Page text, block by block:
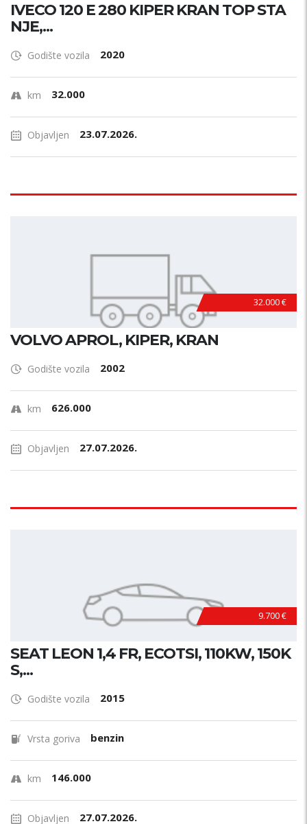
IVECO 120 E 280 KIPER KRAN TOP STA
NJE,...
Godište vozila 2020
km 32.000
Objavljen 23.07.2026.
32.000 €
VOLVO APROL, KIPER, KRAN
Godište vozila 2002
km 626.000
Objavljen 27.07.2026.
9.700 €
SEAT LEON 1,4 FR, ECOTSI, 110KW, 150K
S,...
Godište vozila 2015
Vrsta goriva benzin
km 146.000
Objavljen 27.07.2026.